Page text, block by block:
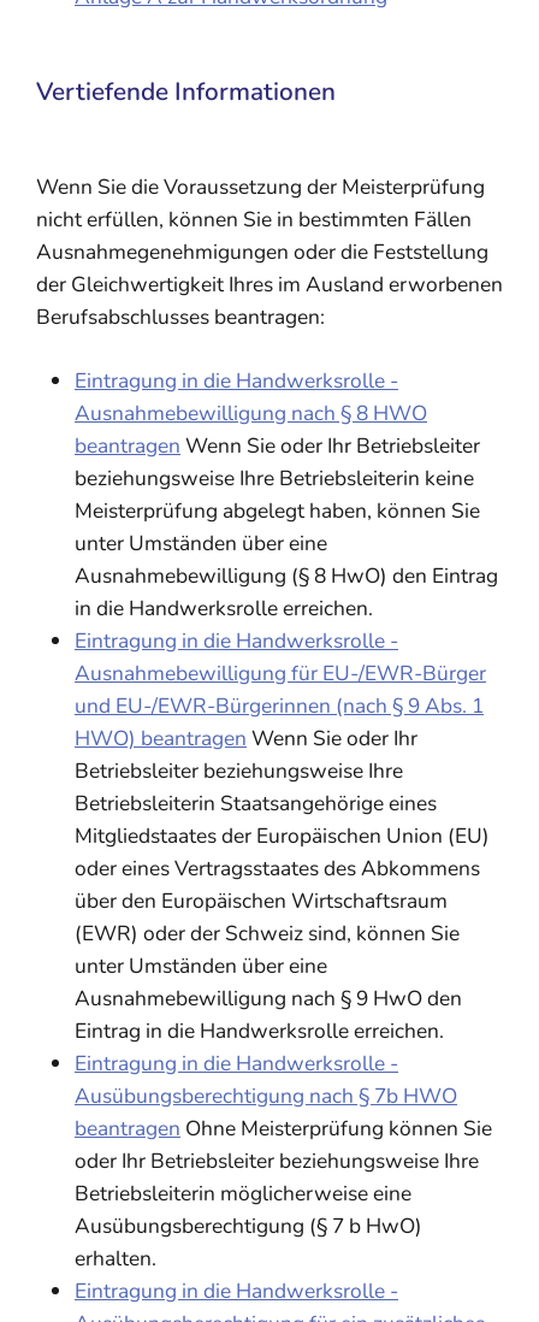
Vertiefende Informationen
Wenn Sie die Voraussetzung der Meisterprüfung
nicht erfüllen, können Sie in bestimmten Fällen
Ausnahmegenehmigungen oder die Feststellung
der Gleichwertigkeit Ihres im Ausland erworbenen
Berufsabschlusses beantragen:
Eintragung in die Handwerksrolle -
Ausnahmebewilligung nach § 8 HWO
beantragen Wenn Sie oder Ihr Betriebsleiter
beziehungsweise Ihre Betriebsleiterin keine
Meisterprüfung abgelegt haben, können Sie
unter Umständen über eine
Ausnahmebewilligung (§ 8 HwO) den Eintrag
in die Handwerksrolle erreichen.
Eintragung in die Handwerksrolle -
Ausnahmebewilligung für EU-/EWR-Bürger
und EU-/EWR-Bürgerinnen (nach § 9 Abs. 1
HWO) beantragen Wenn Sie oder Ihr
Betriebsleiter beziehungsweise Ihre
Betriebsleiterin Staatsangehörige eines
Mitgliedstaates der Europäischen Union (EU)
oder eines Vertragsstaates des Abkommens
über den Europäischen Wirtschaftsraum
(EWR) oder der Schweiz sind, können Sie
unter Umständen über eine
Ausnahmebewilligung nach § 9 HwO den
Eintrag in die Handwerksrolle erreichen.
Eintragung in die Handwerksrolle -
Ausübungsberechtigung nach § 7b HWO
beantragen Ohne Meisterprüfung können Sie
oder Ihr Betriebsleiter beziehungsweise Ihre
Betriebsleiterin möglicherweise eine
Ausübungsberechtigung (§ 7 b HwO)
erhalten.
Eintragung in die Handwerksrolle -